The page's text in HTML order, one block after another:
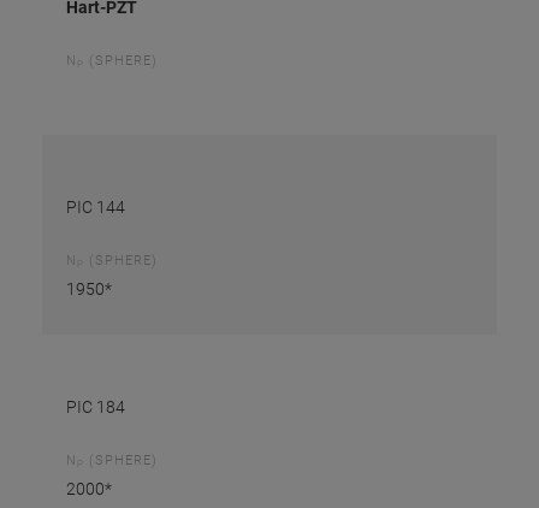
Hart-PZT
N (SPHERE)
PIC 144
N (SPHERE)
1950*
PIC 184
N (SPHERE)
2000*